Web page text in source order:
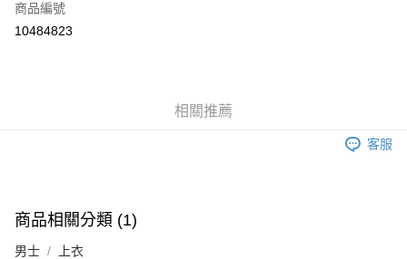
LINE Pay
宅配(外島)
每筆NT$120，滿NT$5,000(含以上)免運費
商品編號
10484823
相關推薦
客服
商品相關分類 (1)
男士 上衣